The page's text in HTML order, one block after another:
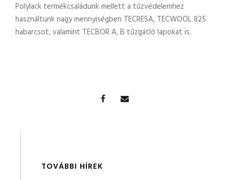
Polylack termékcsaládunk mellett a tűzvédelemhez
használtunk nagy mennyiségben TECRESA, TECWOOL 825
habarcsot, valamint TECBOR A, B tűzgátló lapokat is.
TOVÁBBI HÍREK